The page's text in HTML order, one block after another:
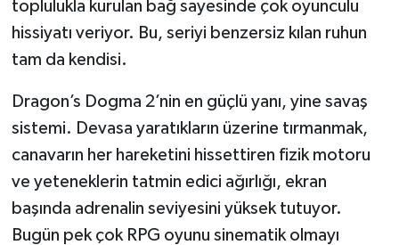
toplulukla kurulan bağ sayesinde çok oyunculu
hissiyatı veriyor. Bu, seriyi benzersiz kılan ruhun
tam da kendisi.
Dragon’s Dogma 2’nin en güçlü yanı, yine savaş
sistemi. Devasa yaratıkların üzerine tırmanmak,
canavarın her hareketini hissettiren fizik motoru
ve yeteneklerin tatmin edici ağırlığı, ekran
başında adrenalin seviyesini yüksek tutuyor.
Bugün pek çok RPG oyunu sinematik olmayı